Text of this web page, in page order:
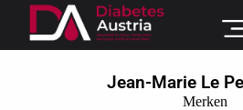
Jean-Marie Le
Merken